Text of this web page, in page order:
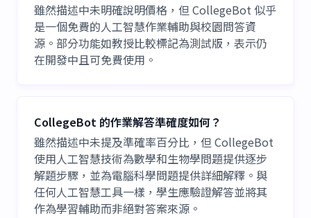
雖然描述中未明確說明價格，但 CollegeBot 似乎
是一個免費的人工智慧作業輔助與校園問答資
源。部分功能如教授比較標記為測試版，表示仍
在開發中且可免費使用。
CollegeBot 的作業解答準確度如何？
雖然描述中未提及準確率百分比，但 CollegeBot
使用人工智慧技術為數學和生物學問題提供逐步
解題步驟，並為電腦科學問題提供詳細解釋。與
任何人工智慧工具一樣，學生應驗證解答並將其
作為學習輔助而非絕對答案來源。